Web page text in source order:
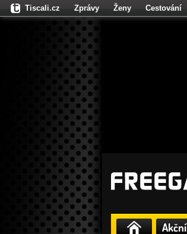
Akční
Tiscali.cz Zprávy Ženy Cestování
Fights.cz